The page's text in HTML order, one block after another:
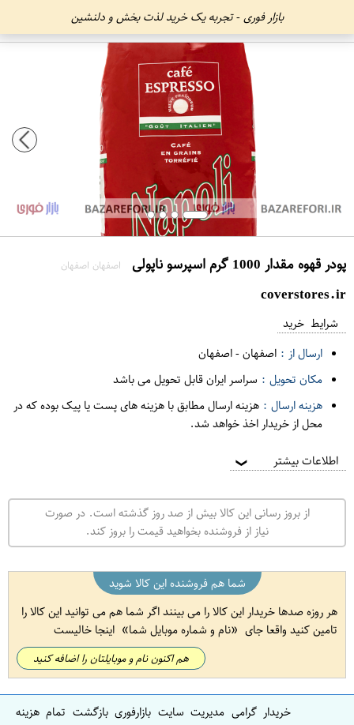
بازار فوری - تجربه یک خرید لذت بخش و دلنشین
پودر قهوه مقدار 1000 گرم اسپرسو ناپولی اصفهان اصفهان
coverstores.ir
شرایط خرید
ارسال از : اصفهان-اصفهان
مکان تحویل : سراسر ایران قابل تحویل می باشد
هزینه ارسال : هزینه ارسال مطابق با هزینه های پست یا پیک بوده که در
محل از خریدار اخذ خواهد شد.
اطلاعات بیشتر ❯
از بروز رسانی این کالا بیش از صد روز گذشته است. در صورت
نیاز از فروشنده بخواهید قیمت را بروز کند.
شما هم فروشنده این کالا شوید
هر روزه صدها خریدار این کالا را می بینند اگر شما هم می توانید این کالا را
تامین کنید واقعا جای
نام و شماره موبایل شما اینجا خالیست
هم اکنون نام و موبایلتان را اضافه کنید
خریدار گرامی مدیریت سایت بازارفوری بازگشت تمام هزینه